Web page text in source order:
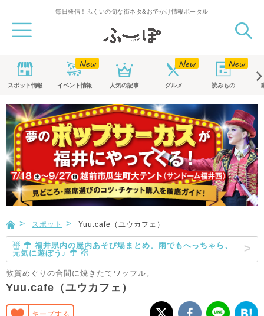
毎日発信！ふくいの旬な街ネタ&おでかけ情報ポータル
スポット情報 イベント情報 人気の記事 グルメ 読みもの
スポット Yuu.cafe（ユウカフェ）
☃ ☂ 福井県内の屋内あそび場まとめ。雨でもへっちゃら、
元気に遊ぼう♪ ☂ ☃
敦賀めぐりの合間に焼きたてワッフル。
Yuu.cafe（ユウカフェ）
キープする